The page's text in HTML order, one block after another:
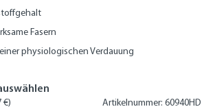
Fasern
physiologischen Verdauung
€) Artikelnummer: 60940HD